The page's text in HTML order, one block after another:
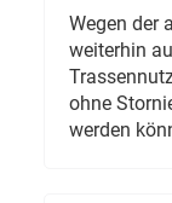
Wegen der
weiterhin
ohne
werden